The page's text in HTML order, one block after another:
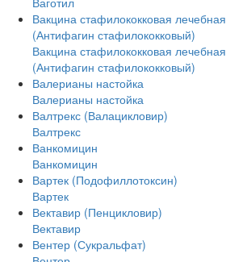
Вакцина стафилококковая лечебная
(Антифагин стафилококковый)
Вакцина стафилококковая лечебная
(Антифагин стафилококковый)
Валерианы настойка
Валерианы настойка
Валтрекс (Валацикловир)
Валтрекс
Ванкомицин
Ванкомицин
Вартек (Подофиллотоксин)
Вартек
Вектавир (Пенцикловир)
Вектавир
Вентер (Сукральфат)